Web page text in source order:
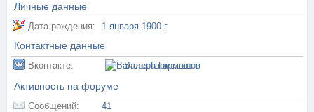
Личные данные
Дата рождения: 1 января 1900 г
Контактные данные
Вконтакте: Валера Гармашов
Активность на форуме
Сообщений:
41